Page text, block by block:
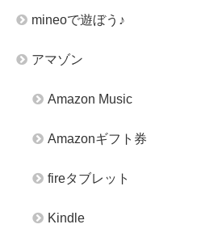
mineoで遊ぼう♪
アマゾン
Amazon Music
Amazonギフト券
fireタブレット
Kindle